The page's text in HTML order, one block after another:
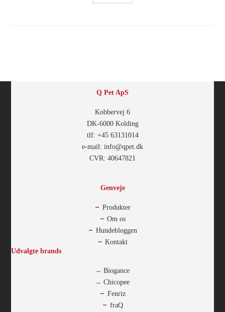
Q Pet ApS
Kobbervej 6
DK-6000 Kolding
tlf: +45 63131014
e-mail: info@qpet.dk
CVR: 40647821
Genveje
Produkter
Om os
Hundebloggen
Kontakt
Udvalgte brands
Biogance
Chicopee
Fenriz
fraQ